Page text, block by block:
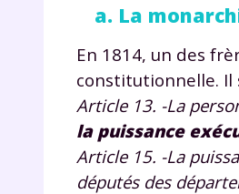
a. La
En 1814, un des
constitutionnelle. Il
Article 13. -La
la puissance
Article 15. -La
députés des